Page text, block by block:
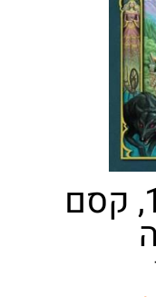
ארץ האגדות 1, קסם